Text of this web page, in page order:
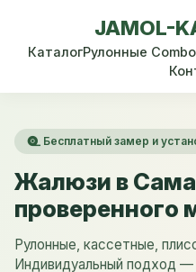
JAMOL-
КаталогРулонные Combo
Бесплатный замер и
Жалюзи в
проверенного
Рулонные, кассетные,
Индивидуальный подход —